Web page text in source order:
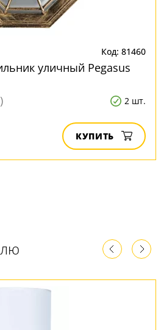
Код: 81460
уличный Pegasus
2 шт.
КУПИТЬ